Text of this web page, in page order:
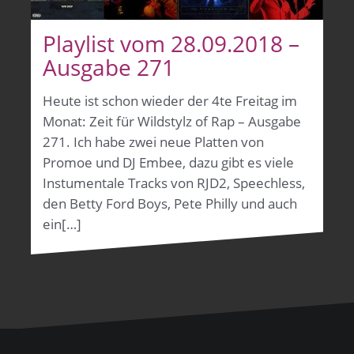
Playlist vom 28.09.2018 –
Ausgabe 271
Heute ist schon wieder der 4te Freitag im
Monat: Zeit für Wildstylz of Rap – Ausgabe
271. Ich habe zwei neue Platten von
Promoe und DJ Embee, dazu gibt es viele
Instumentale Tracks von RJD2, Speechless,
den Betty Ford Boys, Pete Philly und auch
ein[…]